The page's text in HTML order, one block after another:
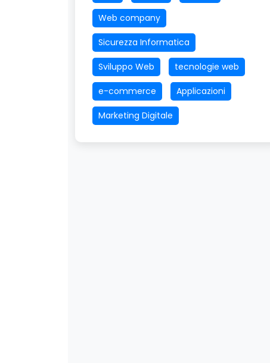
Web company
Sicurezza Informatica
Sviluppo Web tecnologie web
e-commerce Applicazioni
Marketing Digitale